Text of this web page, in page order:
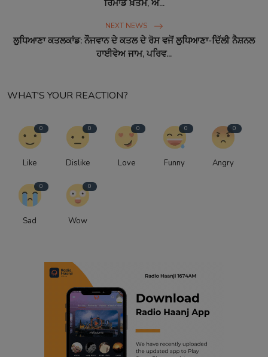
ਰਿਮਾਂਡ ਖ਼ਤਮ, ਅ...
NEXT NEWS
ਲੁਧਿਆਣਾ ਕਤਲਕਾਂਡ: ਨੌਜਵਾਨ ਦੇ ਕਤਲ ਦੇ ਰੋਸ ਵਜੋਂ ਲੁਧਿਆਣਾ-ਦਿੱਲੀ ਨੈਸ਼ਨਲ
ਹਾਈਵੇਅ ਜਾਮ, ਪਰਿਵ...
WHAT'S YOUR REACTION?
0
Like
0
Dislike
0
Love
0
Funny
0
Angry
0
Sad
0
Wow